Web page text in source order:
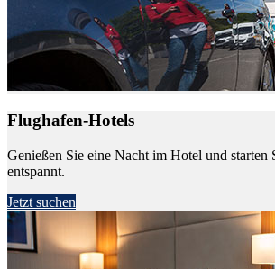
Flughafen-Hotels
Genießen Sie eine Nacht im Hotel und starten
entspannt.
Jetzt suchen